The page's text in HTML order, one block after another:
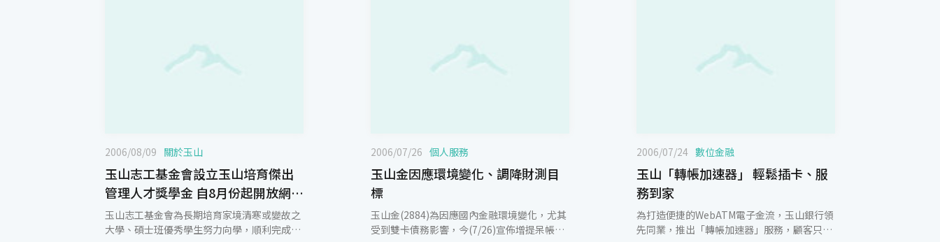
2006/08/09 關於玉山
玉山志工基金會設立玉山培育傑出
管理人才獎學金 自8月份起開放網路
申請
玉山志工基金會為長期培育家境清寒或變故之
大學、碩士班優秀學生努力向學，順利完成學
2006/07/26 個人服務
玉山金因應環境變化、調降財測目
標
玉山金(2884)為因應國內金融環境變化，尤其
受到雙卡債務影響，今(7/26)宣佈增提呆帳準
2006/07/24 數位金融
玉山「轉帳加速器」 輕鬆插卡、服
務到家
為打造便捷的WebATM電子金流，玉山銀行領
先同業，推出「轉帳加速器」服務，顧客只要